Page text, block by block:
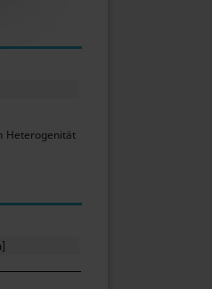
Heterogenität